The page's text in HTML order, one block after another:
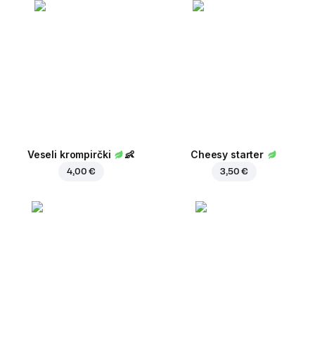
Veseli krompirčki 👶
4,00 €
Cheesy starter
3,50 €